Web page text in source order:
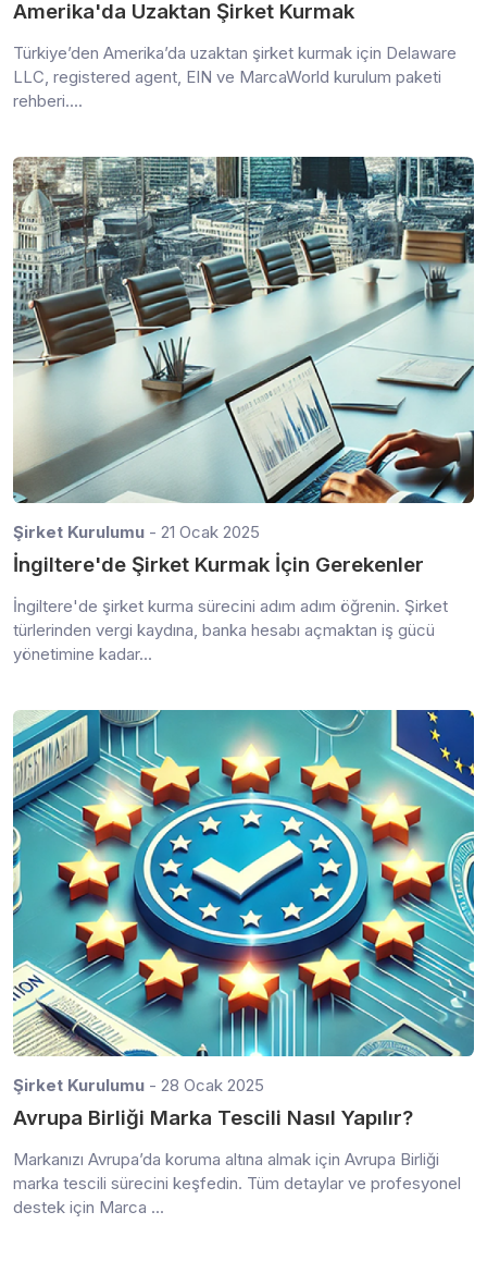
Amerika'da Uzaktan Şirket Kurmak
Türkiye’den Amerika’da uzaktan şirket kurmak için Delaware
LLC, registered agent, EIN ve MarcaWorld kurulum paketi
rehberi....
Şirket Kurulumu - 21 Ocak 2025
İngiltere'de Şirket Kurmak İçin Gerekenler
İngiltere'de şirket kurma sürecini adım adım öğrenin. Şirket
türlerinden vergi kaydına, banka hesabı açmaktan iş gücü
yönetimine kadar...
Şirket Kurulumu - 28 Ocak 2025
Avrupa Birliği Marka Tescili Nasıl Yapılır?
Markanızı Avrupa’da koruma altına almak için Avrupa Birliği
marka tescili sürecini keşfedin. Tüm detaylar ve profesyonel
destek için Marca ...